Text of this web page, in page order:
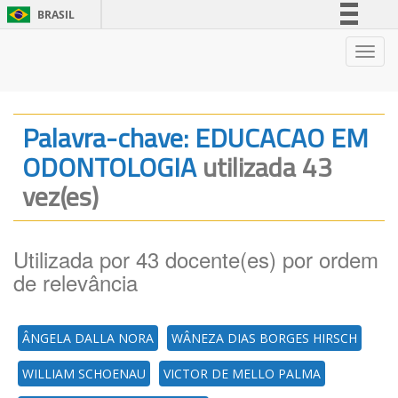
BRASIL
Legislação
Canais
Palavra-chave: EDUCACAO EM
ODONTOLOGIAutilizada 43
vez(es)
Utilizada por 43 docente(es) por ordem
de relevância
ÂNGELA DALLA NORA WÂNEZA DIAS BORGES HIRSCH
WILLIAM SCHOENAU VICTOR DE MELLO PALMA